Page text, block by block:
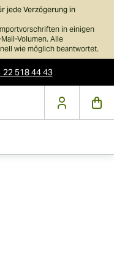
jede Verzögerung in
in einigen
Volumen. Alle
wie möglich beantwortet.
22 518 44 43